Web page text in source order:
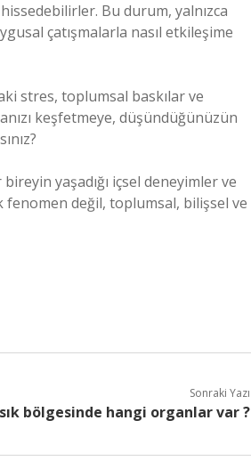
Bu durum, yalnızca
çatışmalarla nasıl etkileşime
stres, toplumsal baskılar ve
keşfetmeye, düşündüğünüzün
yaşadığı içsel deneyimler ve
fenomen değil, toplumsal, bilişsel ve
Sonraki Yazı
bölgesinde hangi organlar var ?